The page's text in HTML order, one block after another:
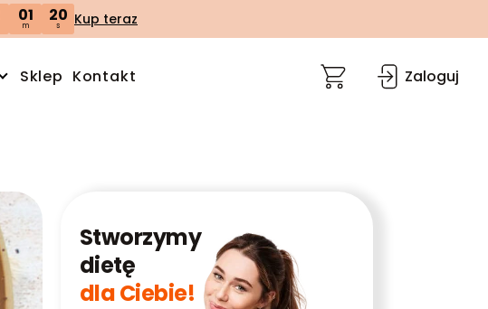
01
m
19
s Kup teraz
Sklep Kontakt Zaloguj
Stworzymy
dietę
dla Ciebie!